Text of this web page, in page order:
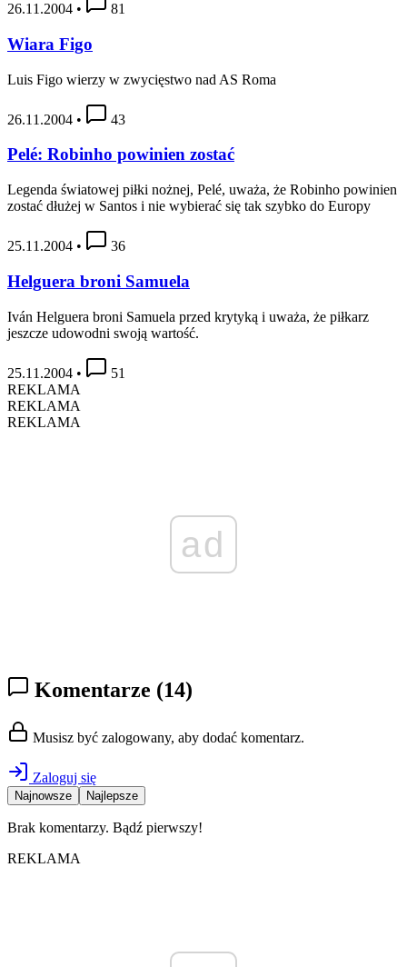
26.11.2004 • 81
Wiara Figo
Luis Figo wierzy w zwycięstwo nad AS Roma
26.11.2004 • 43
Pelé: Robinho powinien zostać
Legenda światowej piłki nożnej, Pelé, uważa, że Robinho powinien
zostać dłużej w Santos i nie wybierać się tak szybko do Europy
25.11.2004 • 36
Helguera broni Samuela
Iván Helguera broni Samuela przed krytyką i uważa, że piłkarz
jeszcze udowodni swoją wartość.
25.11.2004 •
51
REKLAMA
REKLAMA
REKLAMA
ad
Komentarze (14)
Musisz być zalogowany, aby dodać komentarz.
Zaloguj się
Najnowsze Najlepsze
Brak komentarzy. Bądź pierwszy!
REKLAMA